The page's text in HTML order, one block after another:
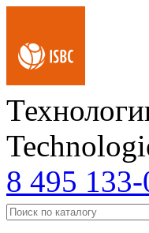
8 495 133-